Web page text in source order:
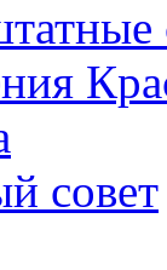
совет